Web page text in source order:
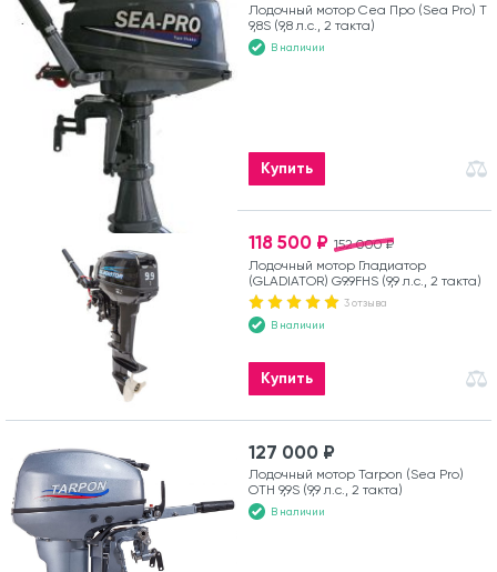
Лодочный мотор Сеа Про (Sea Pro) Т
9,8S (9,8 л.с., 2 такта)
В наличии
Купить
152 000 ₽
118 500 ₽
Лодочный мотор Гладиатор
(GLADIATOR) G9.9FHS (9,9 л.с., 2 такта)
3 отзыва
В наличии
Купить
127 000 ₽
Лодочный мотор Tarpon (Sea Pro)
OTH 9,9S (9,9 л.с., 2 такта)
В наличии